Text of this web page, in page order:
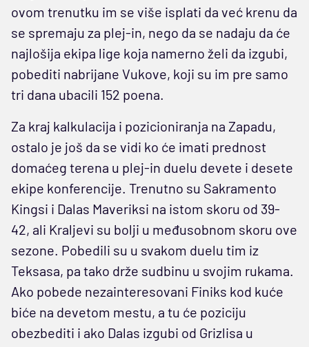
ovom trenutku im se više isplati da već krenu da
se spremaju za plej-in, nego da se nadaju da će
najlošija ekipa lige koja namerno želi da izgubi,
pobediti nabrijane Vukove, koji su im pre samo
tri dana ubacili 152 poena.
Za kraj kalkulacija i pozicioniranja na Zapadu,
ostalo je još da se vidi ko će imati prednost
domaćeg terena u plej-in duelu devete i desete
ekipe konferencije. Trenutno su Sakramento
Kingsi i Dalas Maveriksi na istom skoru od 39-
42, ali Kraljevi su bolji u međusobnom skoru ove
sezone. Pobedili su u svakom duelu tim iz
Teksasa, pa tako drže sudbinu u svojim rukama.
Ako pobede nezainteresovani Finiks kod kuće
biće na devetom mestu, a tu će poziciju
obezbediti i ako Dalas izgubi od Grizlisa u